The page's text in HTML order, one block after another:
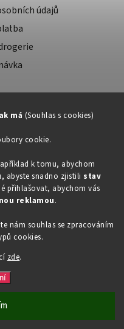
má (Souhlas s cookies)
cookie.
k tomu, abychom
, abyste snadno zjistili stav
přihlašovat, abychom vás
reklamou.
nám souhlas se zpracováním
cookies.
zde.
rl.cz
údajů
. Všechna práva vyhrazena.